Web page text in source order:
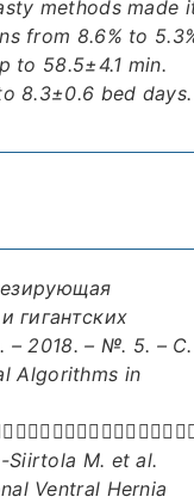
methods made
from 8.6% to
to 58.5±4.1 min.
8.3±0.6 bed days.
гигантских
– 2018. – №. 5. – С.
Algorithms in
Siirtola M. et al.
Ventral Hernia